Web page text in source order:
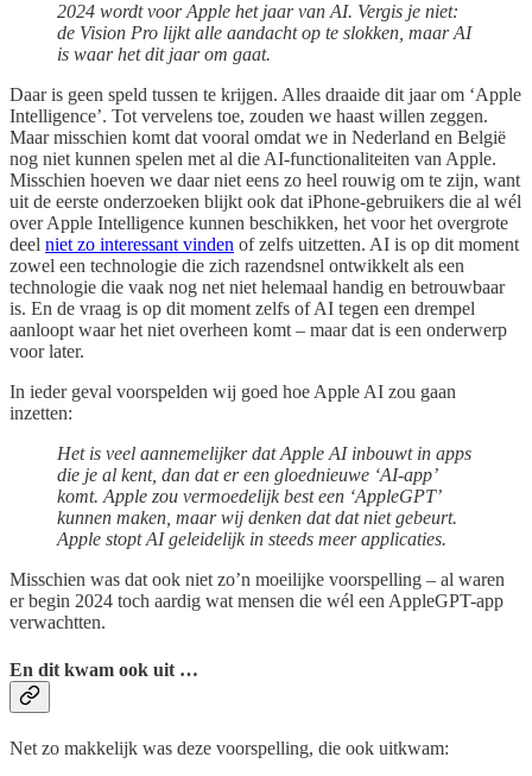
2024 wordt voor Apple het jaar van AI. Vergis je niet:
de Vision Pro lijkt alle aandacht op te slokken, maar AI
is waar het dit jaar om gaat.
Daar is geen speld tussen te krijgen. Alles draaide dit jaar om ‘Apple
Intelligence’. Tot vervelens toe, zouden we haast willen zeggen.
Maar misschien komt dat vooral omdat we in Nederland en België
nog niet kunnen spelen met al die AI-functionaliteiten van Apple.
Misschien hoeven we daar niet eens zo heel rouwig om te zijn, want
uit de eerste onderzoeken blijkt ook dat iPhone-gebruikers die al wél
over Apple Intelligence kunnen beschikken, het voor het overgrote
deel niet zo interessant vinden of zelfs uitzetten. AI is op dit moment
zowel een technologie die zich razendsnel ontwikkelt als een
technologie die vaak nog net niet helemaal handig en betrouwbaar
is. En de vraag is op dit moment zelfs of AI tegen een drempel
aanloopt waar het niet overheen komt – maar dat is een onderwerp
voor later.
In ieder geval voorspelden wij goed hoe Apple AI zou gaan
inzetten:
Het is veel aannemelijker dat Apple AI inbouwt in apps
die je al kent, dan dat er een gloednieuwe ‘AI-app’
komt. Apple zou vermoedelijk best een ‘AppleGPT’
kunnen maken, maar wij denken dat dat niet gebeurt.
Apple stopt AI geleidelijk in steeds meer applicaties.
Misschien was dat ook niet zo’n moeilijke voorspelling – al waren
er begin 2024 toch aardig wat mensen die wél een AppleGPT-app
verwachtten.
En dit kwam ook uit …
Net zo makkelijk was deze voorspelling, die ook uitkwam: